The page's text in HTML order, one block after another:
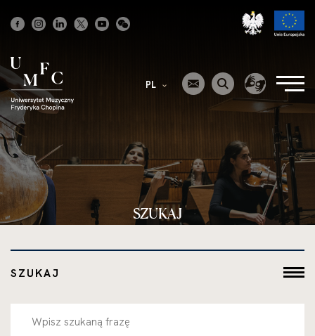
główna
PL
SZUKAJ
SZUKAJ